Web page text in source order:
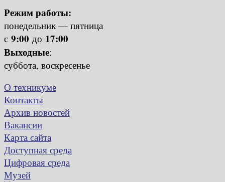
Режим работы:
понедельник — пятница
с 9:00 до 17:00
Выходные:
суббота, воскресенье
О техникуме
Контакты
Архив новостей
Вакансии
Карта сайта
Доступная среда
Цифровая среда
Музей